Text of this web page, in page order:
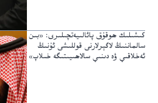
كىشىلىك ھوقۇق پائالىيەتچىلىرى: «بىن
سالماننىڭ لاگېرلارنى قوللىشى ئۇنىڭ
ئەخلاقىي ۋە دىنىي سالاھىيىتىگە خىلاپ»